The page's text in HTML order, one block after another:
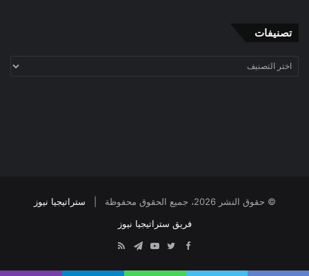
تصنيفات
تصنيفات
© حقوق النشر 2026، جميع الحقوق محفوظة |
ستراتيجيا نيوز
فريق ستراتيجيا نيوز
Facebook
Twitter
YouTube
Telegram
RSS